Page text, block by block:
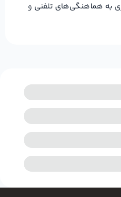
به هماهنگی‌های تلفنی و